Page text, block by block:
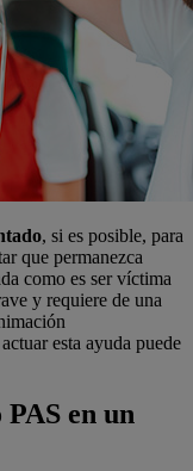
, si es posible, para
que permanezca
como es ser víctima
y requiere de una
esta ayuda puede
en un